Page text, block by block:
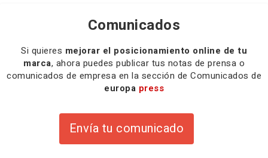
Comunicados
Si quieres mejorar el posicionamiento online de tu
marca, ahora puedes publicar tus notas de prensa o
comunicados de empresa en la sección de Comunicados de
europa press
Envía tu comunicado